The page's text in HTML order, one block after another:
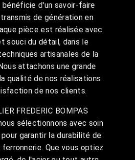
bénéficie d'un savoir-faire
de génération en
pièce est réalisée avec
souci du détail, dans le
artisanales de la
attachons une grande
qualité de nos réalisations
de nos clients.
FREDERIC BOMPAS
sélectionnons avec soin
garantir la durabilité de
Que vous optiez